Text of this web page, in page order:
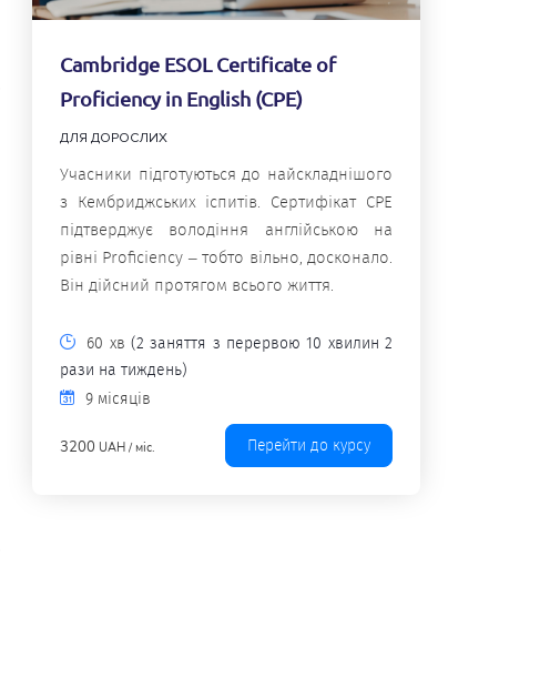
Cambridge ESOL Certificate of
Proficiency in English (CPE)
ДЛЯ ДОРОСЛИХ
Учасники підготуються до найскладнішого
з Кембриджських іспитів. Сертифікат CPE
підтверджує володіння англійською на
рівні Proficiency – тобто вільно, досконало.
Він дійсний протягом всього життя.
60 хв(2 заняття з перервою 10 хвилин 2
рази на тиждень)
9 місяців
3200 UAH / міс. Перейти до курсу